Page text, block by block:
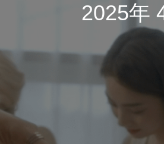
Apieu商品一覧
重さゼロ。進化を遂げた生肌感仕上げ
「ミシャ M プロ ブラック メッシュ
2025年